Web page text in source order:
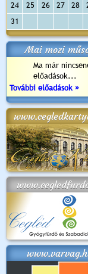
24
25 26 27 28
31
Mai mozi
Ma már
előadások...
További előadások »